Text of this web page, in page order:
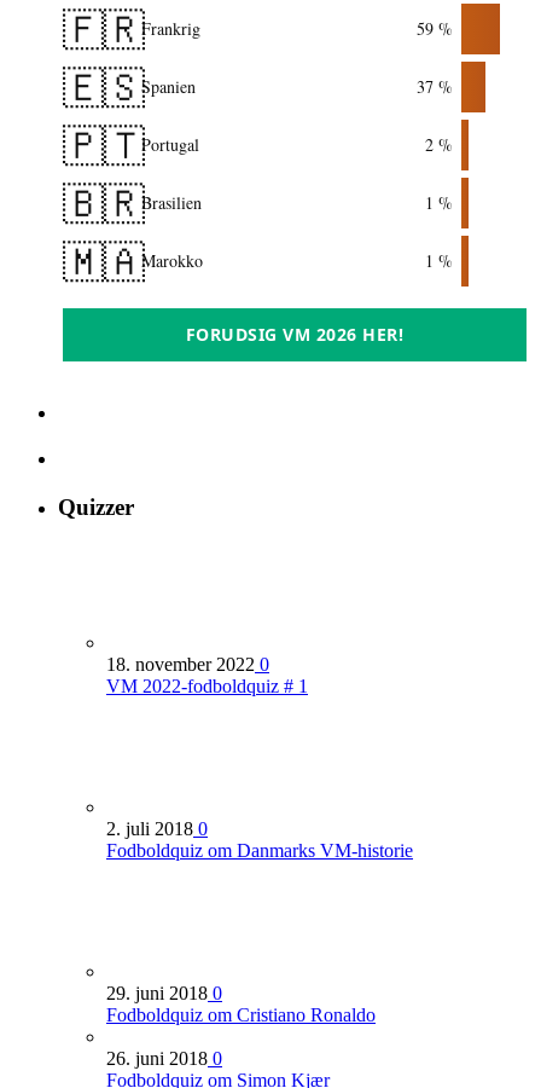
🇫🇷Frankrig 59 %
🇪🇸Spanien 37 %
🇵🇹Portugal 2 %
🇧🇷Brasilien 1 %
🇲🇦Marokko 1 %
FORUDSIG VM 2026 HER!
Quizzer
18. november 2022 0
VM 2022-fodboldquiz # 1
2. juli 2018 0
Fodboldquiz om Danmarks VM-historie
29. juni 2018 0
Fodboldquiz om Cristiano Ronaldo
26. juni 2018 0
Fodboldquiz om Simon Kjær